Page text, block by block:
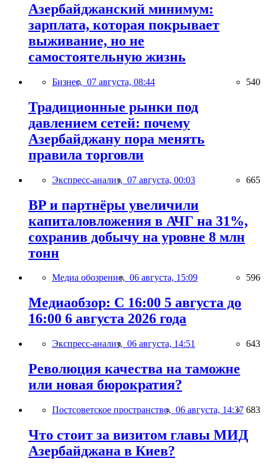
Азербайджанский минимум:
зарплата, которая покрывает
выживание, но не
самостоятельную жизнь
Бизнес, 07 августа, 08:44 540
Традиционные рынки под
давлением сетей: почему
Азербайджану пора менять
правила торговли
Экспресс-анализ, 07 августа, 00:03 665
BP и партнёры увеличили
капиталовложения в АЧГ на 31%,
сохранив добычу на уровне 8 млн
тонн
Медиа обозрение, 06 августа, 15:09 596
Медиаобзор: С 16:00 5 августа до
16:00 6 августа 2026 года
Экспресс-анализ, 06 августа, 14:51 643
Революция качества на таможне
или новая бюрократия?
Постсоветское пространство, 06 августа, 14:37 683
Что стоит за визитом главы МИД
Азербайджана в Киев?